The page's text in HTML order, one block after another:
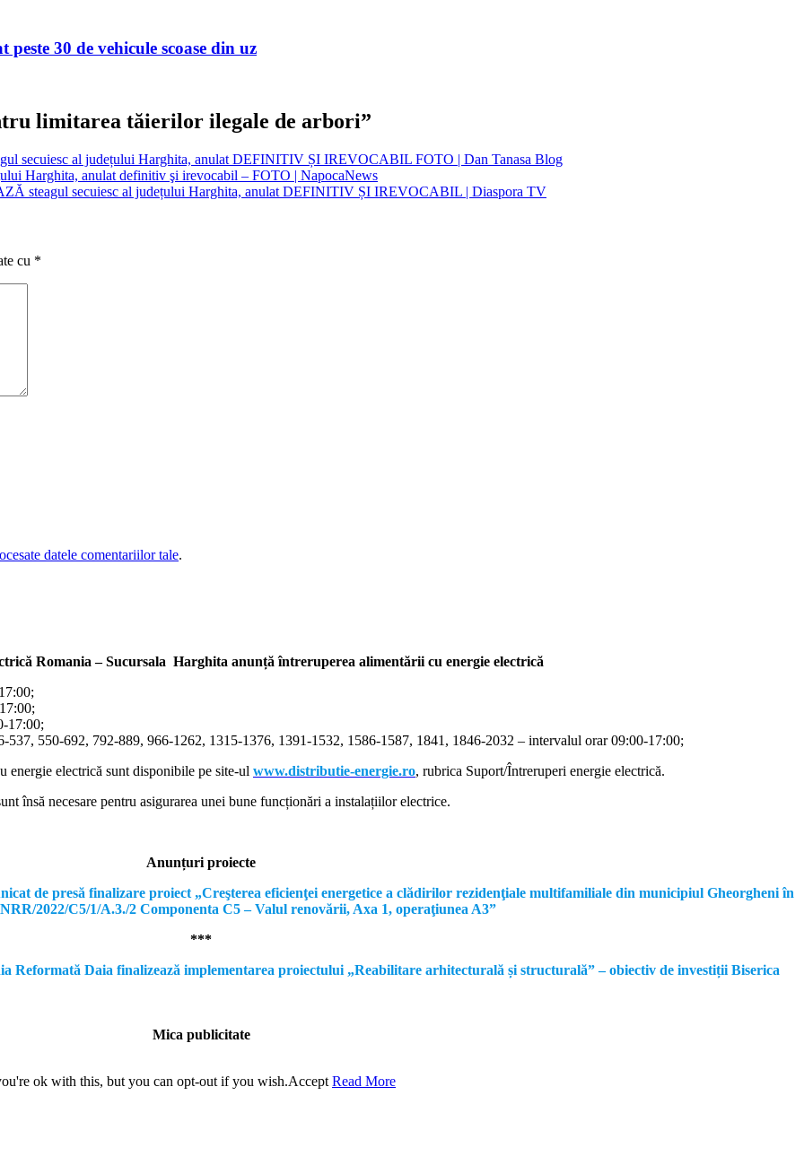
30 de vehicule scoase din uz
limitarea tăierilor ilegale de arbori”
secuiesc al județului Harghita, anulat DEFINITIV ȘI IREVOCABIL FOTO | Dan Tanasa Blog
Harghita, anulat definitiv şi irevocabil – FOTO | NapocaNews
steagul secuiesc al județului Harghita, anulat DEFINITIV ȘI IREVOCABIL | Diaspora TV
cu *
datele comentariilor tale.
Romania – Sucursala Harghita anunță întreruperea alimentării cu energie electrică
17:00;
537, 550-692, 792-889, 966-1262, 1315-1376, 1391-1532, 1586-1587, 1841, 1846-2032 – intervalul orar 09:00-17:00;
energie electrică sunt disponibile pe site-ul www.distributie-energie.ro, rubrica Suport/Întreruperi energie electrică.
însă necesare pentru asigurarea unei bune funcționări a instalațiilor electrice.
Anunțuri proiecte
de presă finalizare proiect „Creşterea eficienţei energetice a clădirilor rezidenţiale multifamiliale din municipiul Gheorgheni în
2022/C5/1/A.3./2 Componenta C5 – Valul renovării, Axa 1, operaţiunea A3”
***
Daia finalizează implementarea proiectului „Reabilitare arhitecturală și structurală” – obiectiv de investiții Biserica
Mica publicitate
ok with this, but you can opt-out if you wish.Accept Read More